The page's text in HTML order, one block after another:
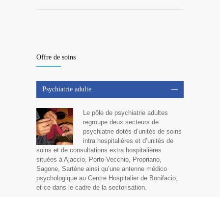
Offre de soins
Psychiatrie adulte
Le pôle de psychiatrie adultes
regroupe deux secteurs de
psychiatrie dotés d’unités de soins
intra hospitalières et d’unités de
soins et de consultations extra hospitalières
situées à Ajaccio, Porto-Vecchio, Propriano,
Sagone, Sartène ainsi qu’une antenne médico
psychologique au Centre Hospitalier de Bonifacio,
et ce dans le cadre de la sectorisation.